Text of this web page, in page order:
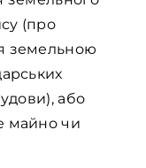
(про
земельною
або
майно чи